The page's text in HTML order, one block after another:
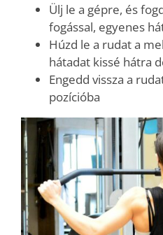
Ülj le a gépre, és
fogással, egyenes
Húzd le a rudat a
hátadat kissé hátra
Engedd vissza a
pozícióba